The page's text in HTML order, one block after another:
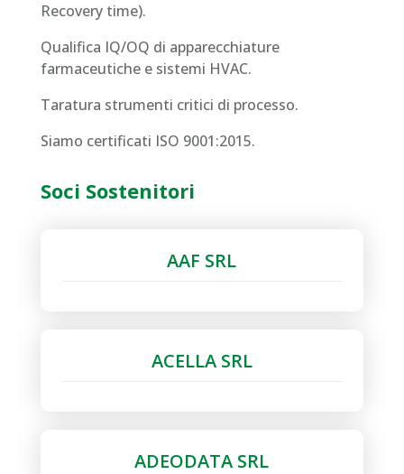
Recovery time).
Qualifica IQ/OQ di apparecchiature
farmaceutiche e sistemi HVAC.
Taratura strumenti critici di processo.
Siamo certificati ISO 9001:2015.
Soci Sostenitori
AAF SRL
ACELLA SRL
ADEODATA SRL